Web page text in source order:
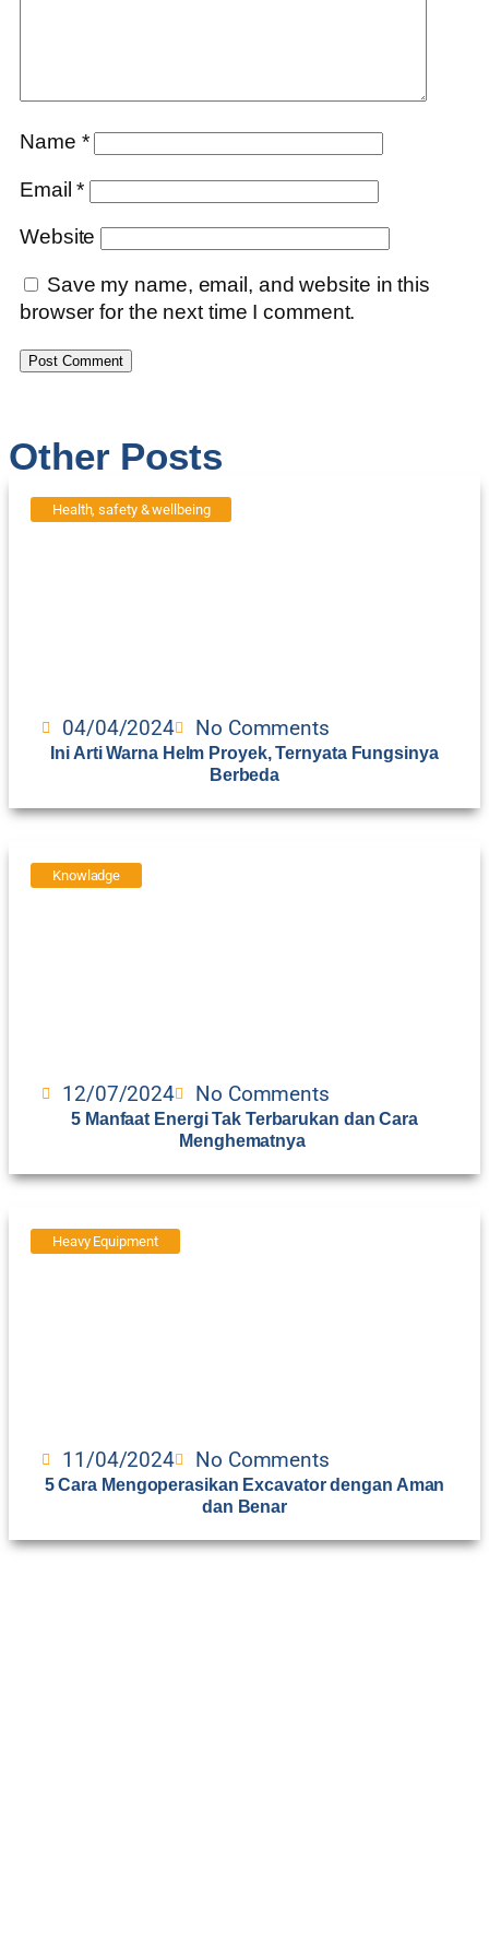
Name *
Email*
Website
Save my name, email, and website in this
browser for the next time I comment.
Other Posts
Health, safety & wellbeing
04/04/2024 No Comments
Ini Arti Warna Helm Proyek, Ternyata Fungsinya
Berbeda
Knowladge
12/07/2024 No Comments
5 Manfaat Energi Tak Terbarukan dan Cara
Menghematnya
Heavy Equipment
11/04/2024 No Comments
5 Cara Mengoperasikan Excavator dengan Aman
dan Benar